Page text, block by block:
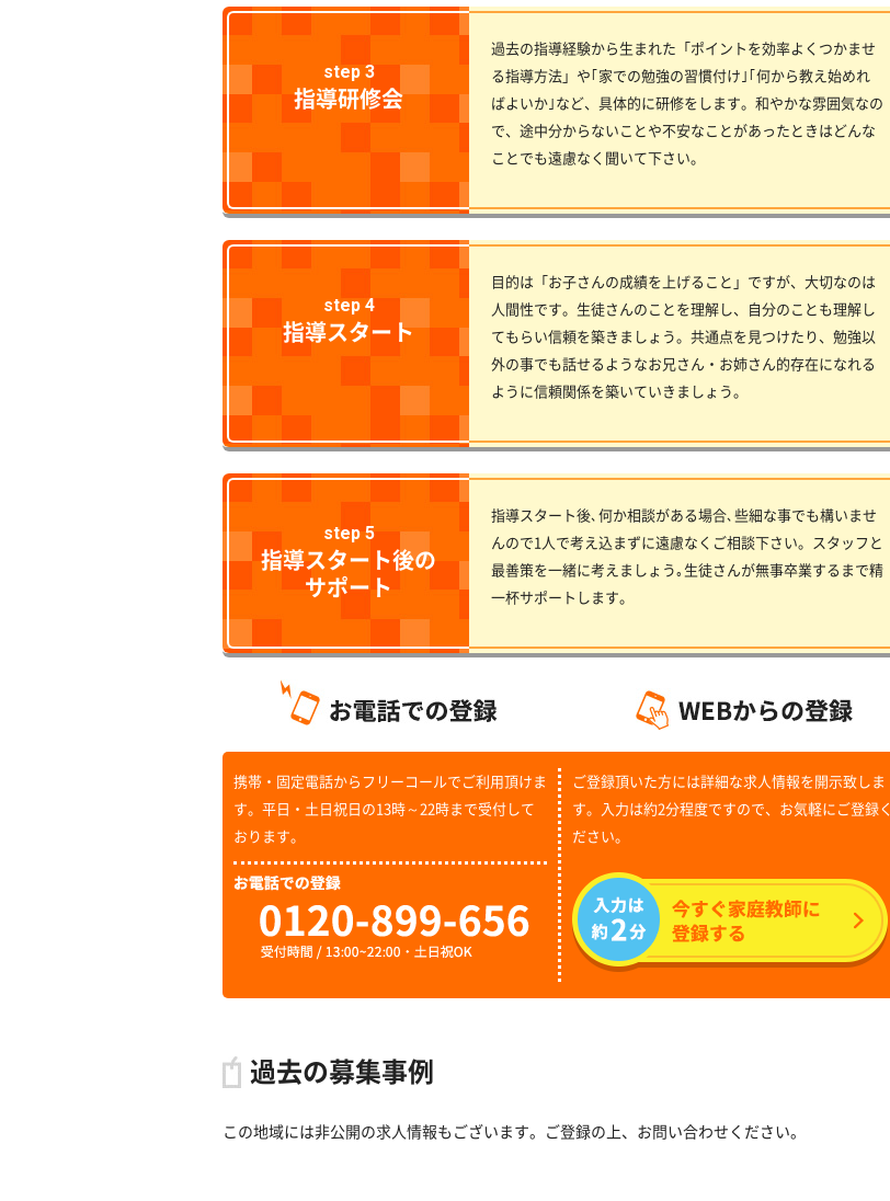
step 3
指導研修会
過去の指導経験から生まれた「ポイントを効率よくつかませ
る指導方法」や｢家での勉強の習慣付け｣｢何から教え始めれ
ばよいか｣など、具体的に研修をします。和やかな雰囲気なの
で、途中分からないことや不安なことがあったときはどんな
ことでも遠慮なく聞いて下さい。
step 4
指導スタート
目的は「お子さんの成績を上げること」ですが、大切なのは
人間性です。生徒さんのことを理解し、自分のことも理解し
てもらい信頼を築きましょう。共通点を見つけたり、勉強以
外の事でも話せるようなお兄さん・お姉さん的存在になれる
ように信頼関係を築いていきましょう。
step 5
指導スタート後の
サポート
指導スタート後､何か相談がある場合､些細な事でも構いませ
んので1人で考え込まずに遠慮なくご相談下さい。スタッフと
最善策を一緒に考えましょう｡生徒さんが無事卒業するまで精
一杯サポートします。
携帯・固定電話からフリーコールでご利用頂けま
す。平日・土日祝日の13時～22時まで受付して
おります。
ご登録頂いた方には詳細な求人情報を開示致しま
す。入力は約2分程度ですので、お気軽にご登録く
ださい。
過去の募集事例
この地域には非公開の求人情報もございます。ご登録の上、お問い合わせください。